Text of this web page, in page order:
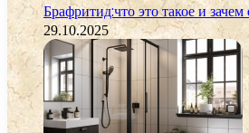
Брафритид:что это такое и
29.10.2025